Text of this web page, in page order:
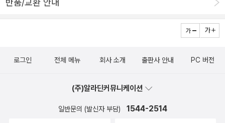
반품/교환 안내
로그인 전체 메뉴 회사 소개 출판사 안내 PC 버전
(주)알라딘커뮤니케이션
일반문의 (발신자 부담) 1544-2514